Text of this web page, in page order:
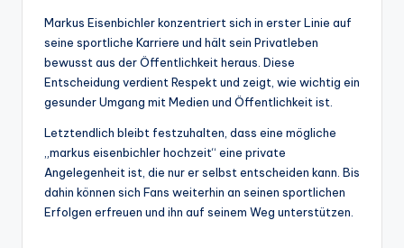
Markus Eisenbichler konzentriert sich in erster Linie auf
seine sportliche Karriere und hält sein Privatleben
bewusst aus der Öffentlichkeit heraus. Diese
Entscheidung verdient Respekt und zeigt, wie wichtig ein
gesunder Umgang mit Medien und Öffentlichkeit ist.
Letztendlich bleibt festzuhalten, dass eine mögliche
„markus eisenbichler hochzeit“ eine private
Angelegenheit ist, die nur er selbst entscheiden kann. Bis
dahin können sich Fans weiterhin an seinen sportlichen
Erfolgen erfreuen und ihn auf seinem Weg unterstützen.